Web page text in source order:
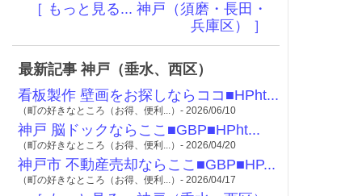
［ もっと見る... 神戸（須磨・長田・
兵庫区） ］
最新記事 神戸（垂水、西区）
看板製作 壁画をお探しならココ■HPht...
（町の好きなところ（お得、便利...）- 2026/06/10
神戸 脳ドックならここ■GBP■HPht...
（町の好きなところ（お得、便利...）- 2026/04/20
神戸市 不動産売却ならここ■GBP■HP...
（町の好きなところ（お得、便利...）- 2026/04/17